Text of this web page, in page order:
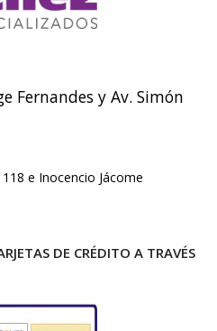
Fernandes y Av. Simón
e Inocencio Jácome
DE CRÉDITO A TRAVÉS